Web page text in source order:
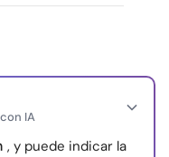
reservados.
IA
, y puede indicar la